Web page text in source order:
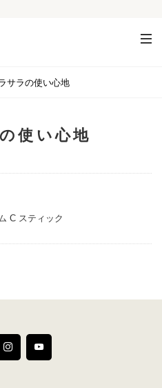
サラの使い心地
使い心地
C スティック